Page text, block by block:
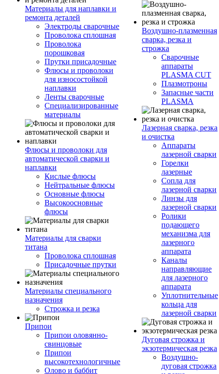
Материалы для наплавки и
ремонта деталей
Электроды сварочные
Проволока сплошная
Проволока
порошковая
Прутки присадочные
Флюсы и проволоки
для износостойкой
наплавки
Ленты сварочные
Специализированные
материалы
Флюсы и проволоки для
автоматической сварки и
наплавки
Кислые флюсы
Нейтральные флюсы
Основные флюсы
Высокоосновные
флюсы
Материалы для сварки
титана
Проволока сплошная
Присадочные прутки
Материалы специального
назначения
Строжка и резка
Припои
Припои оловянно-
свинцовые
Припои
высокотехнологичные
Олово и баббит
Воздушно-плазменная
сварка, резка и
строжка
Сварочные
аппараты
PLASMA CUT
Плазмотроны
Запасные части
PLASMA
Лазерная сварка, резка
и очистка
Аппараты
лазерной сварки
Горелки
лазерные
Сопла для
лазерной сварки
Линзы для
лазерной сварки
Ролики
подающего
механизма для
лазерного
аппарата
Каналы
направляющие
для лазерного
аппарата
Уплотнительные
кольца для
лазерной сварки
Дуговая строжка и
экзотермическая резка
Воздушно-
дуговая строжка